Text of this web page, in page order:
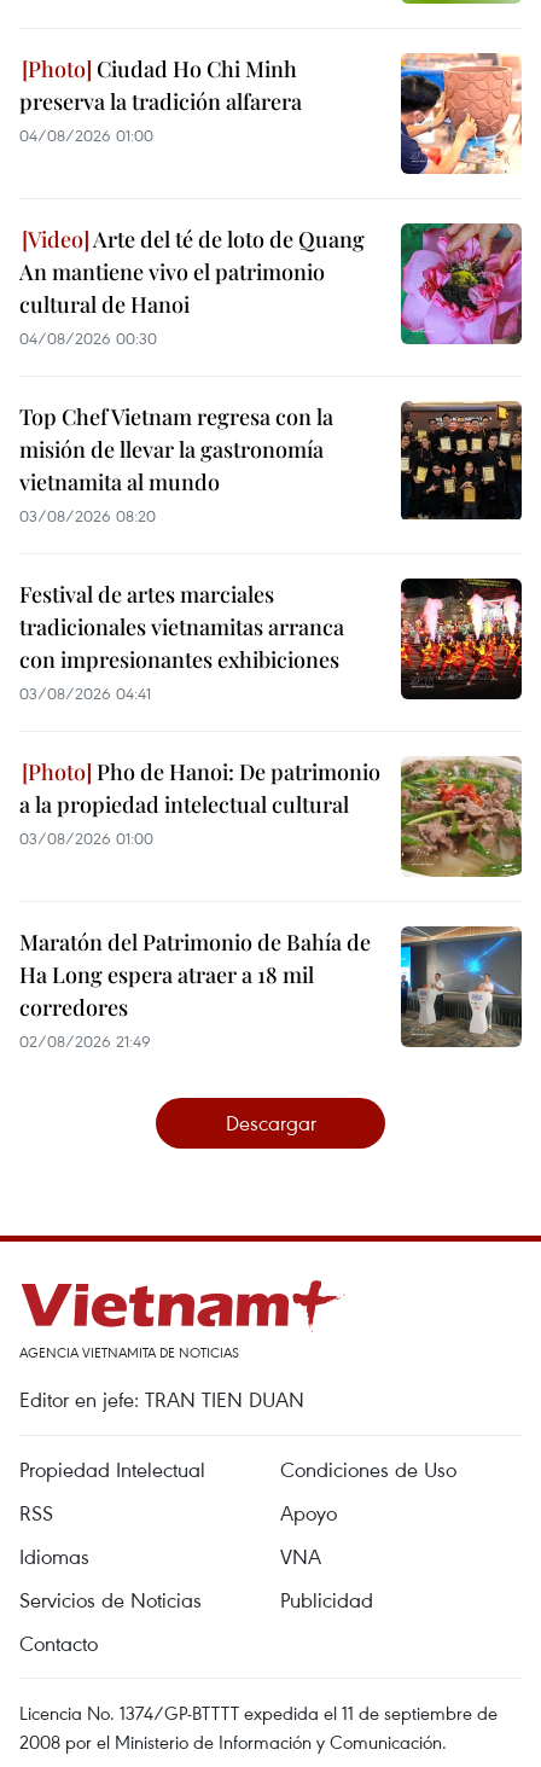
Ciudad Ho Chi Minh
preserva la tradición alfarera
04/08/2026 01:00
Arte del té de loto de Quang
An mantiene vivo el patrimonio
cultural de Hanoi
04/08/2026 00:30
Top Chef Vietnam regresa con la
misión de llevar la gastronomía
vietnamita al mundo
03/08/2026 08:20
Festival de artes marciales
tradicionales vietnamitas arranca
con impresionantes exhibiciones
03/08/2026 04:41
Pho de Hanoi: De patrimonio
a la propiedad intelectual cultural
03/08/2026 01:00
Maratón del Patrimonio de Bahía de
Ha Long espera atraer a 18 mil
corredores
02/08/2026 21:49
Descargar
AGENCIA VIETNAMITA DE NOTICIAS
Editor en jefe: TRAN TIEN DUAN
Propiedad Intelectual
Condiciones de Uso
RSS
Apoyo
Idiomas
VNA
Servicios de Noticias
Publicidad
Contacto
Licencia No. 1374/GP-BTTTT expedida el 11 de septiembre de
2008 por el Ministerio de Información y Comunicación.